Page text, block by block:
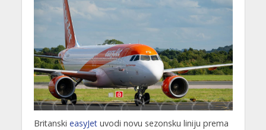
Britanski easyJet uvodi novu sezonsku liniju prema